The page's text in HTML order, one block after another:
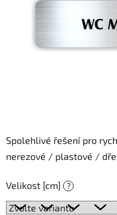
Spolehlivé řešení pro
nerezové / plastové /
Velikost [cm] ?